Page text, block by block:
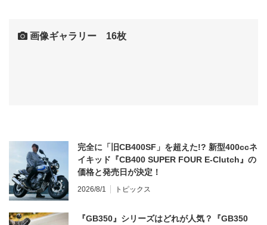
画像ギャラリー 16枚
完全に「旧CB400SF」を超えた!? 新型400ccネ
イキッド『CB400 SUPER FOUR E-Clutch』の
価格と発売日が決定！
2026/8/1 トピックス
『GB350』シリーズはどれが人気？『GB350